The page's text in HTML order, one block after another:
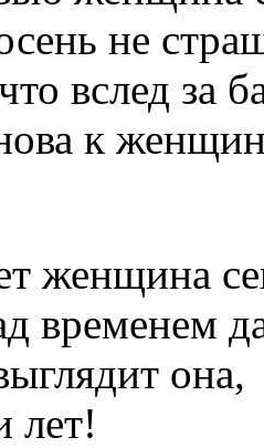
не
вслед за
к
женщина
временем
она,
лет!